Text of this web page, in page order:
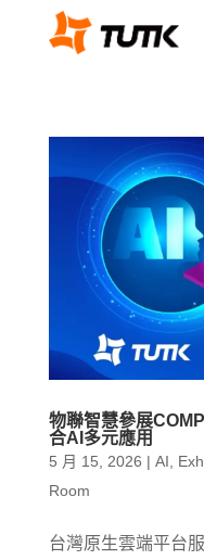
物聯智慧參展
合AI多元應用
5 月 15, 2026 | AI
Room
台灣原生雲端平台